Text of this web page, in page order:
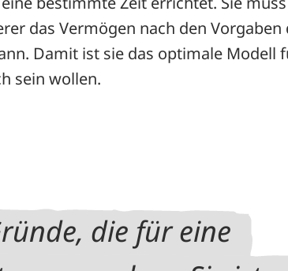
das Vermögen nach den
Damit ist sie das optimale Modell
sein wollen.
die für eine